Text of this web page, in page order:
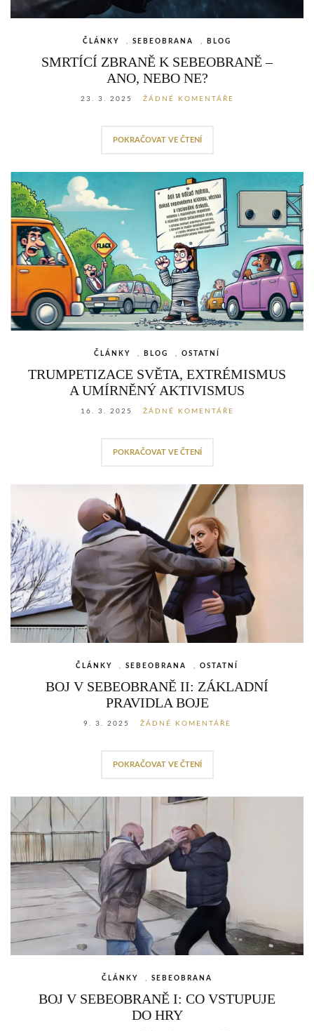
ČLÁNKY , SEBEOBRANA , BLOG
SMRTÍCÍ ZBRANĚ K SEBEOBRANĚ –
ANO, NEBO NE?
23. 3. 2025 ŽÁDNÉ KOMENTÁŘE
POKRAČOVAT VE ČTENÍ
ČLÁNKY , BLOG , OSTATNÍ
TRUMPETIZACE SVĚTA, EXTRÉMISMUS
A UMÍRNĚNÝ AKTIVISMUS
16. 3. 2025 ŽÁDNÉ KOMENTÁŘE
POKRAČOVAT VE ČTENÍ
ČLÁNKY , SEBEOBRANA , OSTATNÍ
BOJ V SEBEOBRANĚ II: ZÁKLADNÍ
PRAVIDLA BOJE
9. 3. 2025 ŽÁDNÉ KOMENTÁŘE
POKRAČOVAT VE ČTENÍ
ČLÁNKY SEBEOBRANA
BOJ V SEBEOBRANĚ I: CO VSTUPUJE
DO HRY